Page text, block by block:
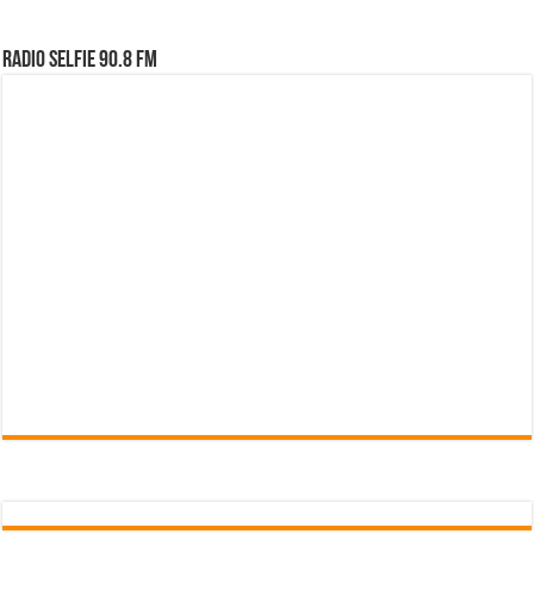
Radio Selfie 90.8 FM